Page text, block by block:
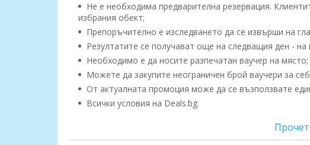
Не е необходима предварителна резервация.
избрания обект;
Препоръчително е изследването да се извърши на
Резултатите се получават още на следващия ден -
Необходимо е да носите разпечатан ваучер на място;
Можете да закупите неограничен брой ваучери за
От актуалната промоция може да се възползвате
Всички условия на Deals.bg.